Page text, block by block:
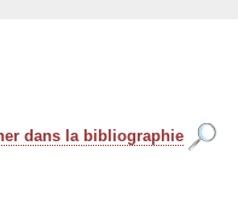
dans la bibliographie